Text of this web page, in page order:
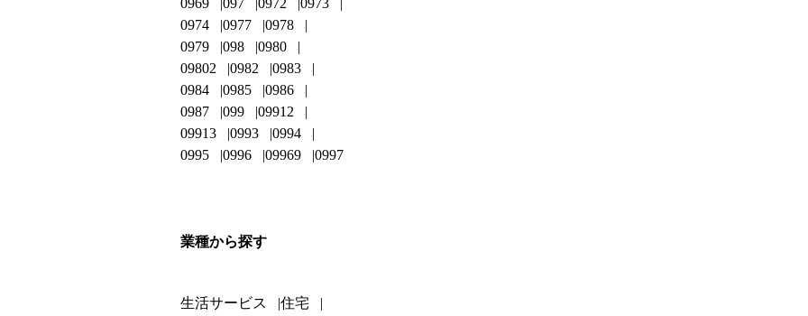
0969
097 0972
0973
0974
0977
0978
0979
098
0980
09802
0982
0983
0984
0985
0986
0987
099
09912
09913
0993
0994
0995
0996 09969 0997
業種から探す
生活サービス 住宅